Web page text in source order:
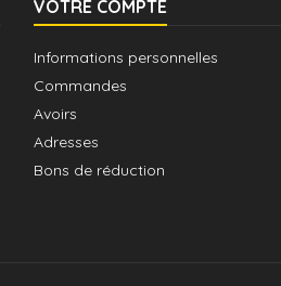
VOTRE COMPTE
Informations personnelles
Commandes
Avoirs
Adresses
Bons de réduction